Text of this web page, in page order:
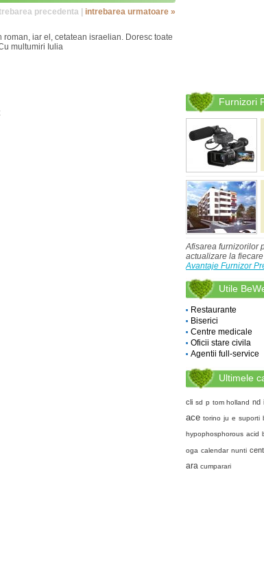
precedenta | intrebarea urmatoare »
iar el, cetatean israelian. Doresc toate
multumiri Iulia
Furnizori
Afisarea furnizorilor
actualizare la
Avantaje Furnizor
Utile
Restaurante
Biserici
Centre medicale
Oficii stare civila
Agentii full-service
Ultimele
cli sd p tom holland nd
ace torino ju e suporti
hypophosphorous acid
oga calendar nunti
ara cumparari